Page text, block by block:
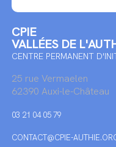
CPIE
VALLÉES DE
CENTRE PERMANENT
25 rue Vermaelen
62390 Auxi-le-Château
03 21 04 05 79
CONTACT@CPIE-